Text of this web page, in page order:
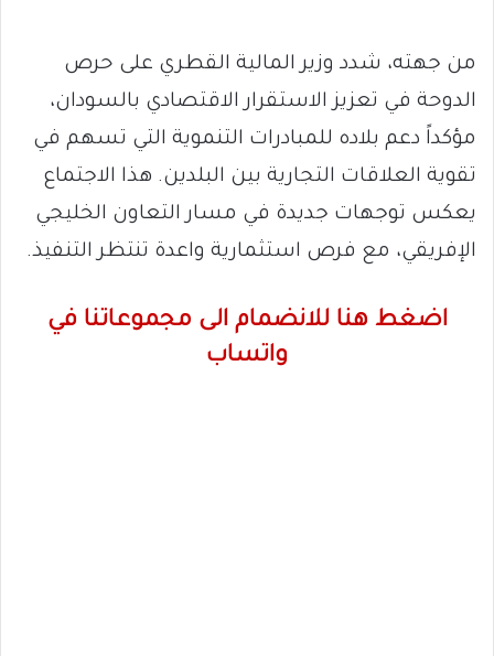
من جهته، شدد وزير المالية القطري على حرص
الدوحة في تعزيز الاستقرار الاقتصادي بالسودان،
مؤكداً دعم بلاده للمبادرات التنموية التي تسهم في
تقوية العلاقات التجارية بين البلدين. هذا الاجتماع
يعكس توجهات جديدة في مسار التعاون الخليجي
الإفريقي، مع فرص استثمارية واعدة تنتظر التنفيذ.
اضغط هنا للانضمام الى مجموعاتنا في
واتساب